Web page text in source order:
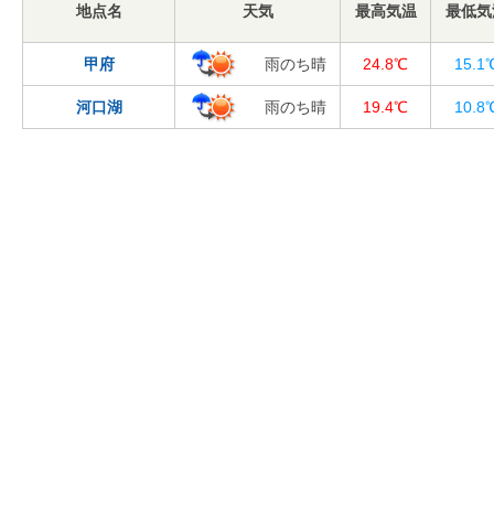
地点名 天気 最高気温 最低
甲府 雨のち晴 24.8℃
河口湖 雨のち晴 19.4℃